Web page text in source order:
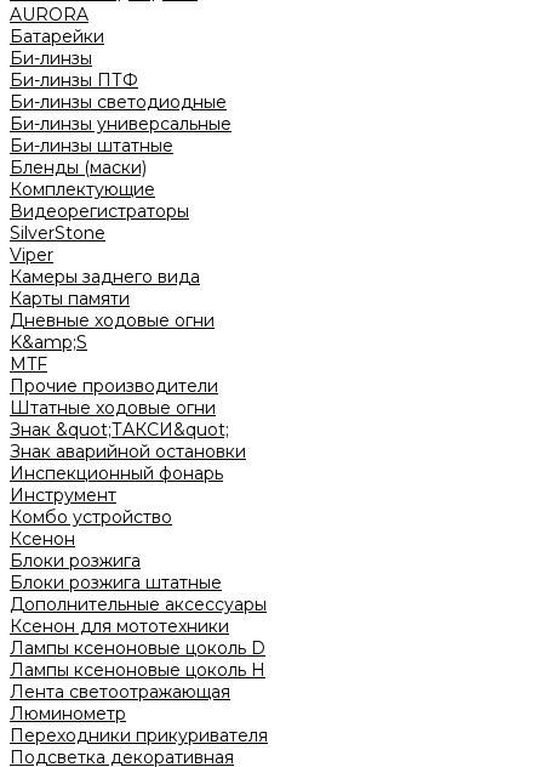
AURORA
Батарейки
Би-линзы
Би-линзы ПТФ
Би-линзы светодиодные
Би-линзы универсальные
Би-линзы штатные
Бленды (маски)
Комплектующие
Видеорегистраторы
SilverStone
Viper
Камеры заднего вида
Карты памяти
Дневные ходовые огни
K&amp;S
MTF
Прочие производители
Штатные ходовые огни
Знак &quot;ТАКСИ&quot;
Знак аварийной остановки
Инспекционный фонарь
Инструмент
Комбо устройство
Ксенон
Блоки розжига
Блоки розжига штатные
Дополнительные аксессуары
Ксенон для мототехники
Лампы ксеноновые цоколь D
Лампы ксеноновые цоколь H
Лента светоотражающая
Люминометр
Переходники прикуривателя
Подсветка декоративная